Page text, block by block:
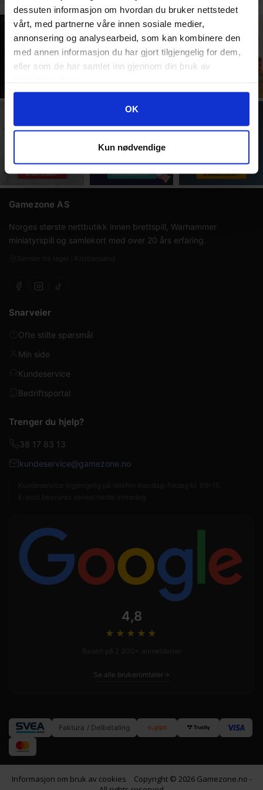
dessuten informasjon om hvordan du bruker nettstedet
vårt, med partnerne våre innen sosiale medier,
annonsering og analysearbeid, som kan kombinere den
med annen informasjon du har gjort tilgjengelig for dem,
eller som de har samlet inn gjennom din bruk av
Googles retningslinjer for personvern
OK
Kun nødvendige
Play
Gamezone AS
Norges største nettbutikk innen brettspill, Warhammer
miniatyrspill og samlekort med over 20 års erfaring.
Snarveier
Ofte stilte spørsmål
Min side
Kundeservice
Bedriftsportal
Trenger du hjelp?
38 17 83 13
kundeservice@gamezone.no
4,8
★★★★ ★
Se alle brukeromtaler
Faktura / Delbetaling
Informasjon om bruk av cookies
Copyright © 2026 Gamezone.no -